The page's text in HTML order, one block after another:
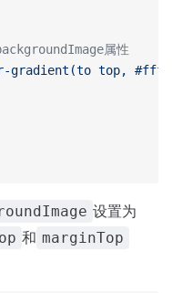
属性
gradient(to top, #fff,
设置为
和 marginTop